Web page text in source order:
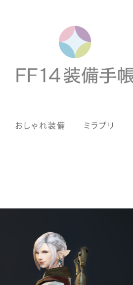
おしゃれ装備 ミラプリ
男女別デザイン